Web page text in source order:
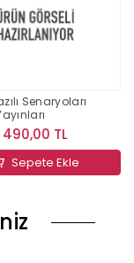
Senaryoları
490,00 TL
Sepete Ekle